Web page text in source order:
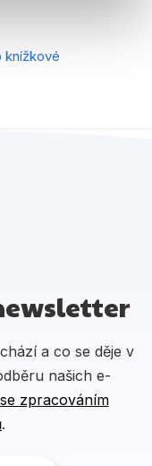
knížkové
a co se děje v
našich e-
zpracováním
.